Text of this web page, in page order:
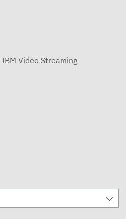
Video Streaming